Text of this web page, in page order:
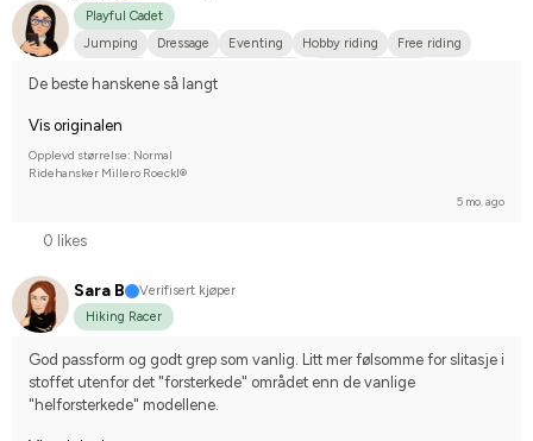
Playful Cadet
Jumping
Dressage Eventing Hobby riding
Free riding
Korsning med halvblod
De beste hanskene så langt
Vis originalen
Opplevd størrelse: Normal
Ridehansker Millero Roeckl®
5 mo. ago
0 likes
Sara B
Verifisert kjøper
Hiking Racer
God passform og godt grep som vanlig. Litt mer følsomme for slitasje i
stoffet utenfor det "forsterkede" området enn de vanlige
"helforsterkede" modellene.